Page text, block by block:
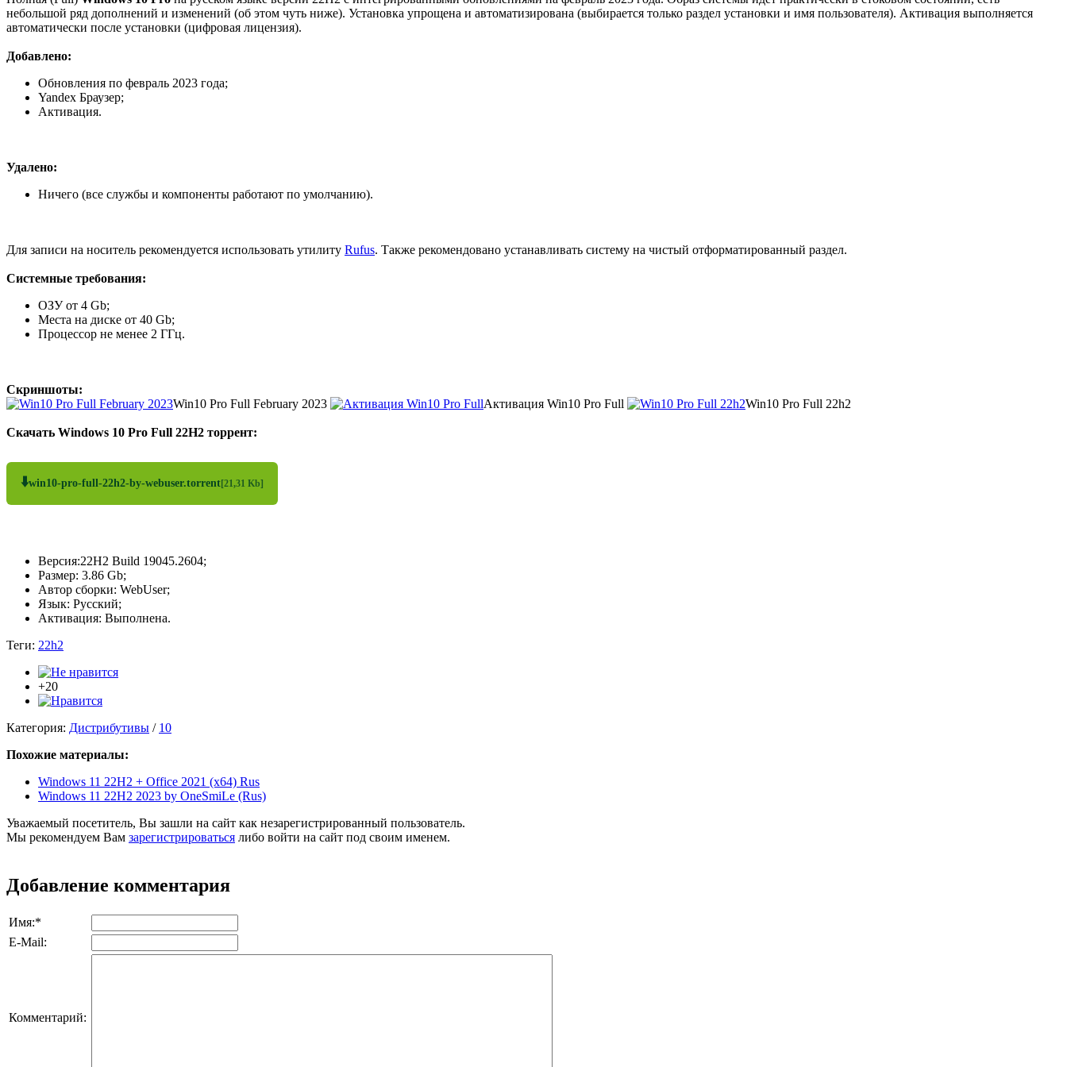
небольшой ряд дополнений и изменений (об этом чуть ниже). Установка упрощена и автоматизирована (выбирается только раздел установки и имя пользователя). Активация выполняется
автоматически после установки (цифровая лицензия).
Добавлено:
Обновления по февраль 2023 года;
Yandex Браузер;
Активация.
Удалено:
Ничего (все службы и компоненты работают по умолчанию).
Для записи на носитель рекомендуется использовать утилиту Rufus. Также рекомендовано устанавливать систему на чистый отформатированный раздел.
Системные требования:
ОЗУ от 4 Gb;
Места на диске от 40 Gb;
Процессор не менее 2 ГГц.
Скриншоты:
Win10 Pro Full February 2023
Активация Win10 Pro Full Win10 Pro Full 22h2
Скачать Windows 10 Pro Full 22H2 торрент:
⬇️win10-pro-full-22h2-by-webuser.torrent[21,31 Kb]
Версия:22H2 Build 19045.2604;
Размер: 3.86 Gb;
Автор сборки: WebUser;
Язык: Русский;
Активация: Выполнена.
Теги: 22h2
+20
Категория: Дистрибутивы / 10
Похожие материалы:
Windows 11 22H2 + Office 2021 (x64) Rus
Windows 11 22H2 2023 by OneSmiLe (Rus)
Уважаемый посетитель, Вы зашли на сайт как незарегистрированный пользователь.
Мы рекомендуем Вам зарегистрироваться либо войти на сайт под своим именем.
Добавление комментария
Имя:*
E-Mail:
Комментарий: